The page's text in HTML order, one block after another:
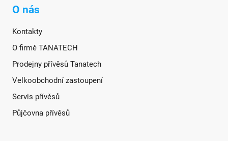
O nás
Kontakty
O firmě TANATECH
Prodejny přívěsů Tanatech
Velkoobchodní zastoupení
Servis přívěsů
Půjčovna přívěsů